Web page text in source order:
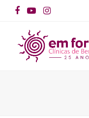
Facebook
YouTubeInstagram